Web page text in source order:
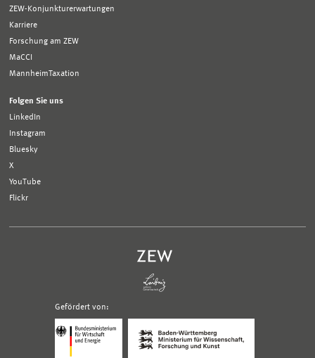
ZEW-Konjunkturerwartungen
Karriere
Forschung am ZEW
MaCCI
MannheimTaxation
Folgen Sie uns
LinkedIn
Instagram
Bluesky
X
YouTube
Flickr
Gefördert von:
Bundesministerium
Wirtschaft
Ministerium